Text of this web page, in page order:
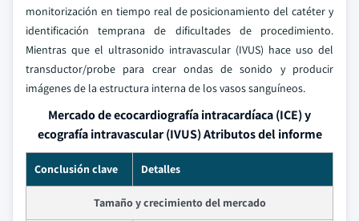
monitorización en tiempo real de posicionamiento del catéter y
identificación temprana de dificultades de procedimiento.
Mientras que el ultrasonido intravascular (IVUS) hace uso del
transductor/probe para crear ondas de sonido y producir
imágenes de la estructura interna de los vasos sanguíneos.
Mercado de ecocardiografía intracardíaca (ICE) y
ecografía intravascular (IVUS) Atributos del informe
Conclusión clave Detalles
Tamaño y crecimiento del mercado